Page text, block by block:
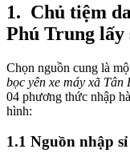
1. Chủ tiệm
Phú Trung lấy
Chọn nguồn cung là
bọc yên xe máy xã Tân
04 phương thức nhập
hình:
1.1 Nguồn nhập